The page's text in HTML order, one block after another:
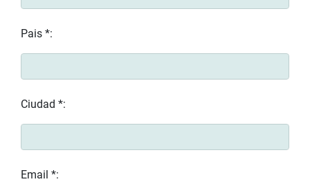
Pais *:
Ciudad *:
Email *: